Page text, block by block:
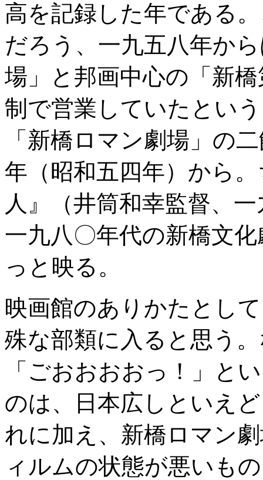
高を記録した年である
だろう、一九五八年か
場」と邦画中心の「新
制で営業していたとい
「新橋ロマン劇場」の
年（昭和五四年）から
人』（井筒和幸監督、
一九八〇年代の新橋文
っと映る。
映画館のありかたとし
殊な部類に入ると思う
「ごおおおおっ！」と
のは、日本広しといえ
れに加え、新橋ロマン
ィルムの状態が悪いも